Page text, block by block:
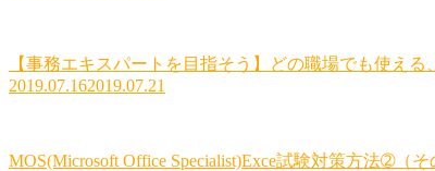
【事務エキスパートを目指そう】どの職場でも使え
2019.07.162019.07.21
MOS(Microsoft Office Specialist)Exce試験対策方法➁（